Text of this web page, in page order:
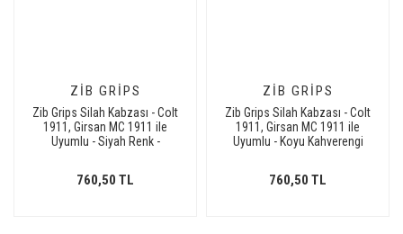
ZIB GRIPS
Zib Grips Silah Kabzası - Colt
1911, Girsan MC 1911 ile
Uyumlu - Siyah Renk -
760,50 TL
ZIB GRIPS
Zib Grips Silah Kabzası - Colt
1911, Girsan MC 1911 ile
Uyumlu - Koyu Kahverengi
760,50 TL